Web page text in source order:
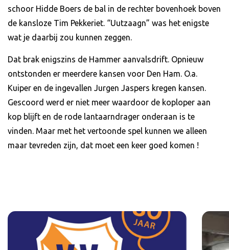
schoor Hidde Boers de bal in de rechter bovenhoek boven
de kansloze Tim Pekkeriet. “Uutzaagn” was het enigste
wat je daarbij zou kunnen zeggen.
Dat brak enigszins de Hammer aanvalsdrift. Opnieuw
ontstonden er meerdere kansen voor Den Ham. O.a.
Kuiper en de ingevallen Jurgen Jaspers kregen kansen.
Gescoord werd er niet meer waardoor de koploper aan
kop blijft en de rode lantaarndrager onderaan is te
vinden. Maar met het vertoonde spel kunnen we alleen
maar tevreden zijn, dat moet een keer goed komen !